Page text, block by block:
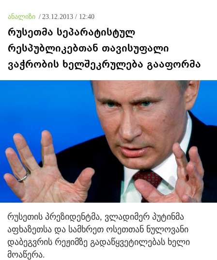
ანალიზი / 23.12.2013 / 12:40
რუსეთმა სეპარატისტულ
რესპუბლიკებთან თავისუფალი
ვაჭრობის ხელშეკრულება გააფორმა
რუსეთის პრეზიდენტმა, ვლადიმერ პუტინმა
აფხაზეთსა და სამხრეთ ოსეთთან ნულოვანი
დაბეგვრის რეჟიმზე გადაწყვეტილებას ხელი
მოაწერა.